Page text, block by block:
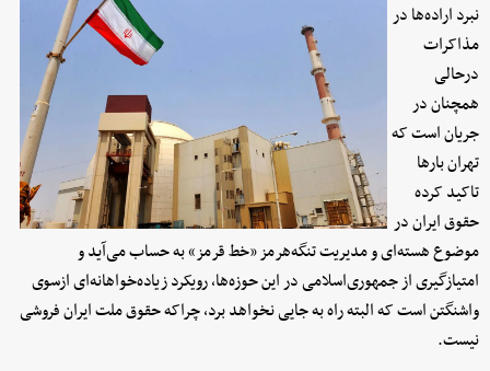
نبرد اراده‌ها در
مذاکرات
درحالی
همچنان در
جریان است که
تهران بارها
تاکید کرده
حقوق ایران در
موضوع هسته‌ای و مدیریت تنگه‌هرمز «خط قرمز» به حساب می‌آید و
امتیازگیری از جمهوری‌اسلامی در این حوزه‌ها، رویکرد زیاده‌خواهانه‌ای ازسوی
واشنگتن است که البته راه به جایی نخواهد برد، چراکه حقوق ملت ایران فروشی
نیست.